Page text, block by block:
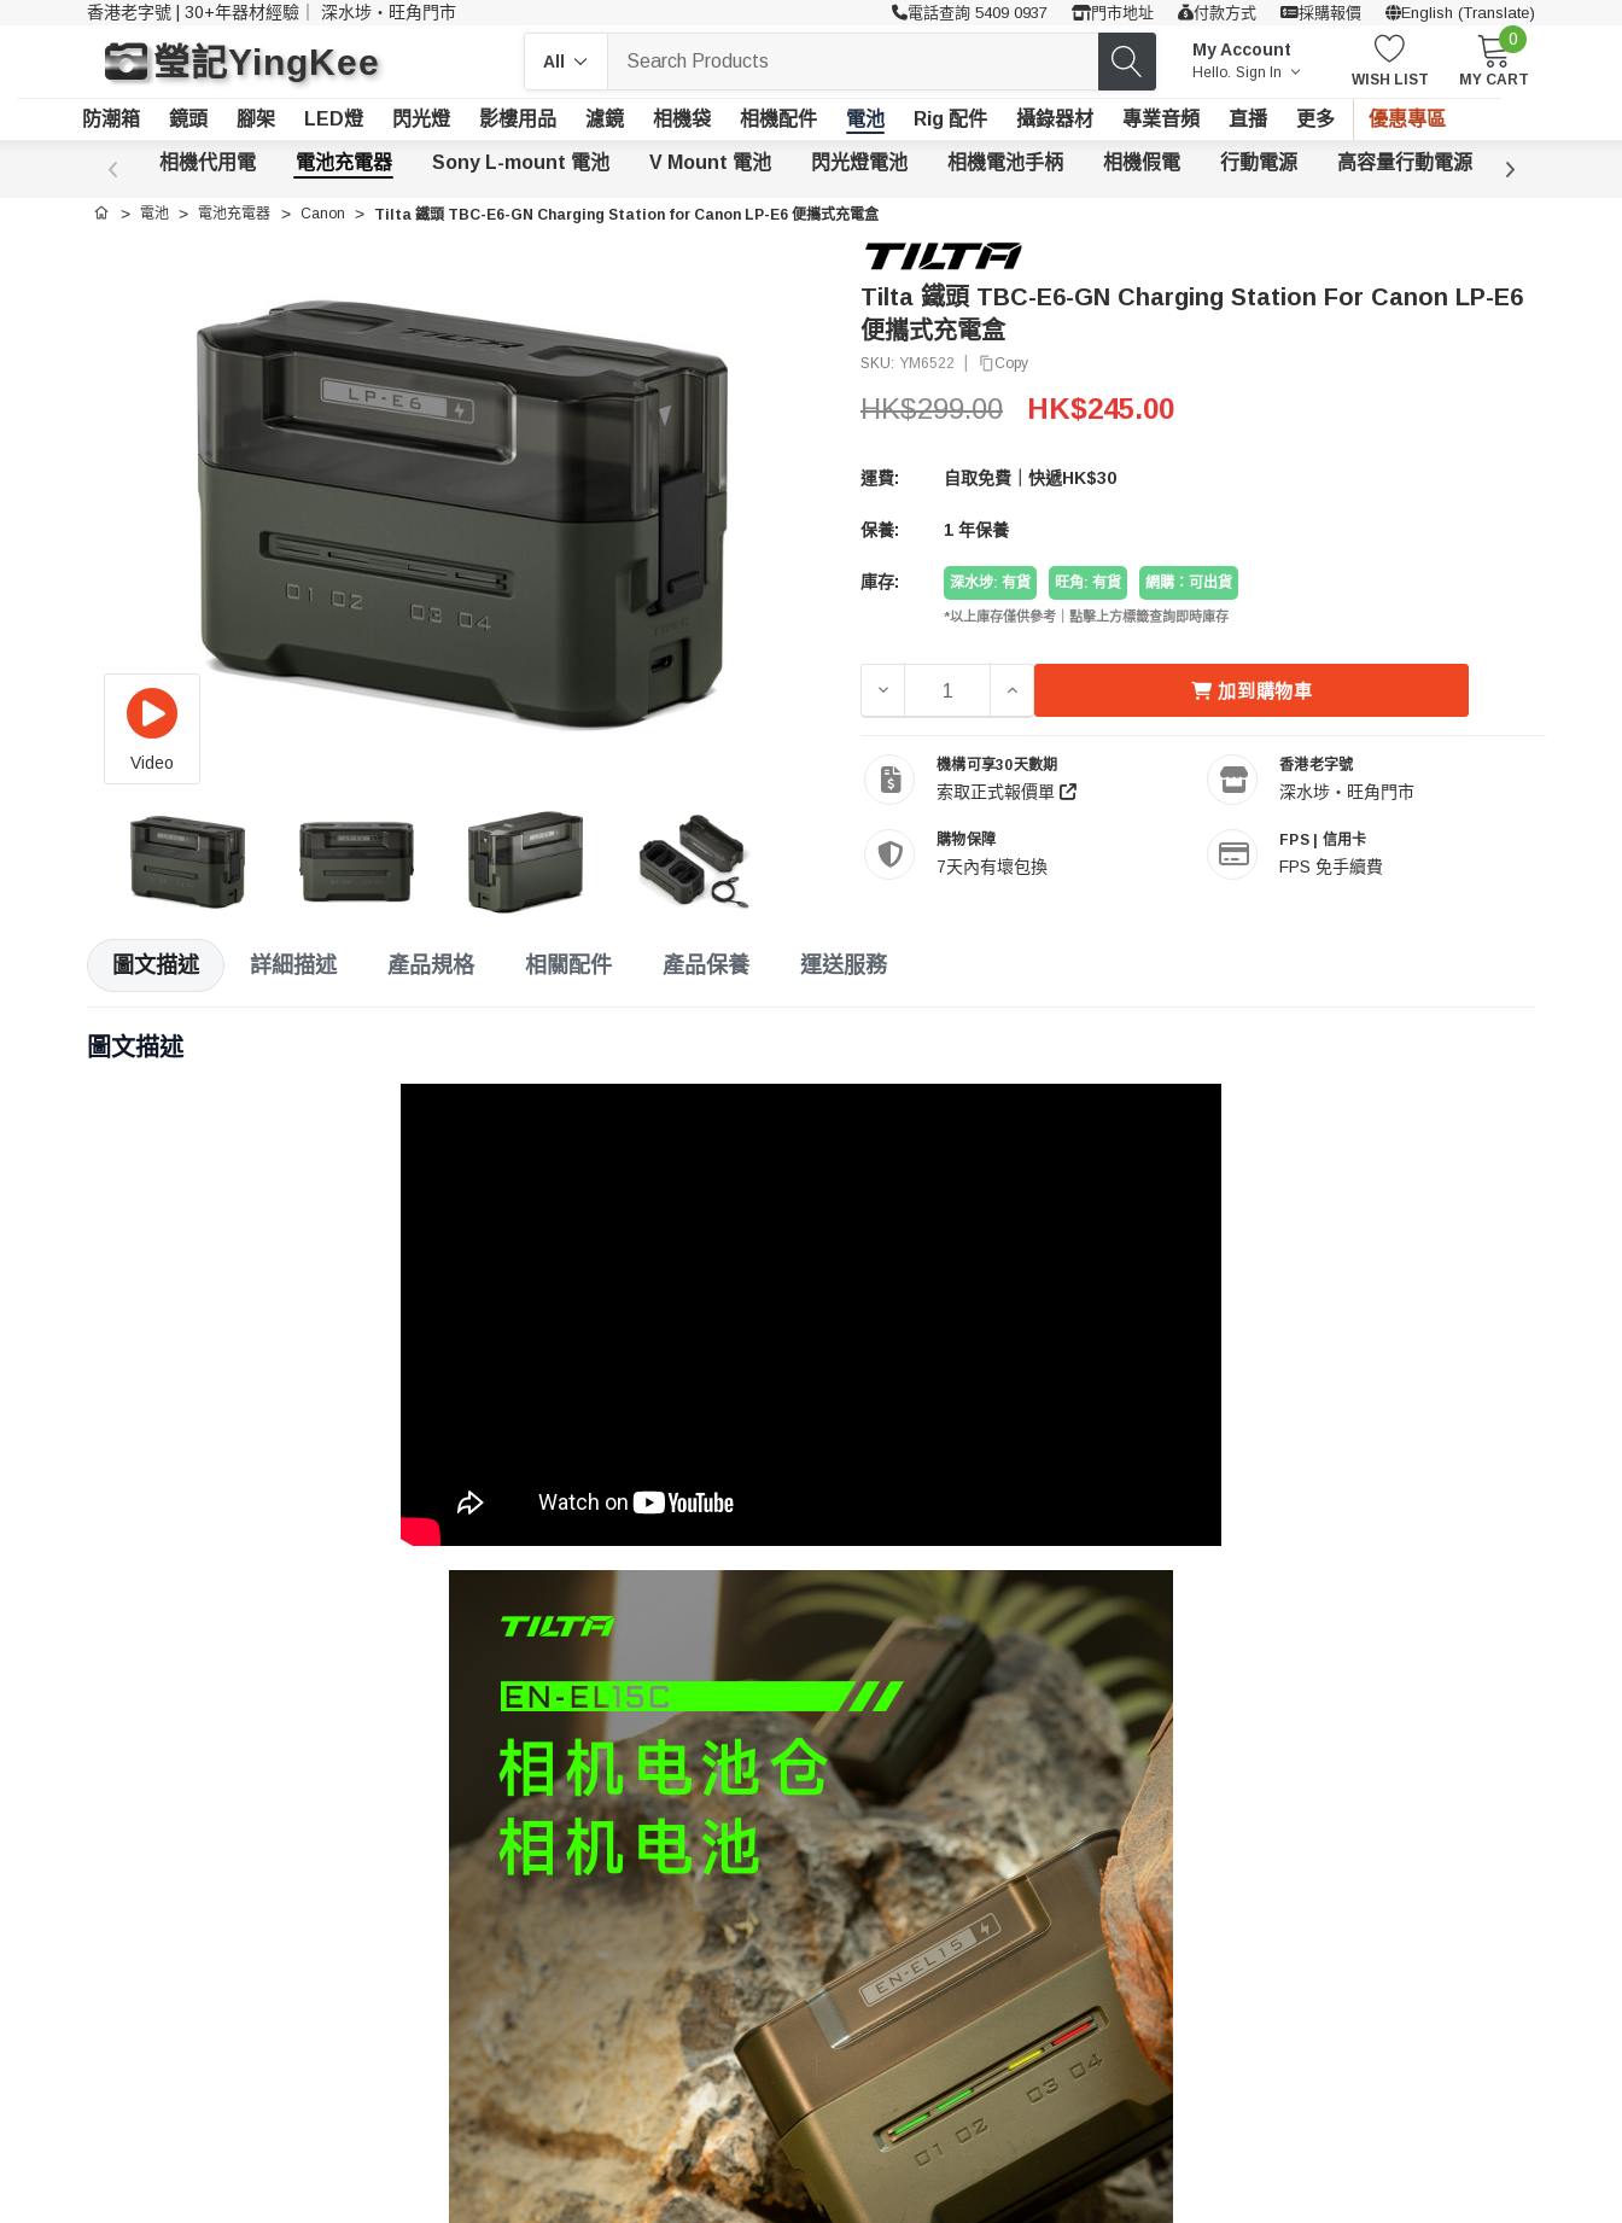
香港老字號 | 30+年器材經驗｜ 深水埗・旺角門市 電話查詢 5409 0937 門市地址 付款方式 採購報價 English (Translate)
瑩記YingKee My Account
Hello. Sign In WISH LIST
0
MY CART
防潮箱 鏡頭 腳架 LED燈 閃光燈 影樓用品 濾鏡 相機袋 相機配件 電池 Rig 配件 攝錄器材 專業音頻 直播 更多 優惠專區
相機代用電 電池充電器 Sony L-mount 電池 V Mount 電池 閃光燈電池 相機電池手柄 相機假電 行動電源 高容量行動電源 太陽能電源
首頁 電池 電池充電器 Canon Tilta 鐵頭 TBC-E6-GN Charging Station for Canon LP-E6 便攜式充電盒
Video
Tilta 鐵頭 TBC-E6-GN Charging Station For Canon LP-E6
便攜式充電盒
SKU: YM6522 Copy
HK$299.00 HK$245.00
運費: 自取免費｜快遞HK$30
保養: 1 年保養
庫存: 深水埗: 有貨 旺角: 有貨 網購：可出貨
*以上庫存僅供參考｜點擊上方標籤查詢即時庫存
減少 TILTA 鐵頭 TBC-E6-GN CHARGING STATION FOR CANON LP-E6 便攜式充
增加 TILTA 鐵頭 TBC-E6-GN CHARGING STATION FOR CANON
加到購物車
機構可享30天數期
索取正式報價單
香港老字號
深水埗・旺角門市
購物保障
7天內有壞包換
FPS | 信用卡
FPS 免手續費
圖文描述 詳細描述 產品規格 相關配件 產品保養 運送服務
圖文描述